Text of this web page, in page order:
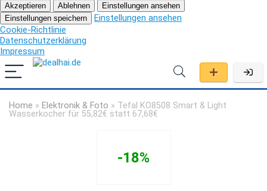
Akzeptieren Ablehnen
Einstellungen ansehen
Einstellungen speichern
Einstellungen ansehen
Cookie-Richtlinie
Datenschutzerklärung
Impressum
Home » Elektronik & Foto » Tefal KO8508 Smart & Light
Wasserkocher für 55,82€ statt 67,68€
-18%